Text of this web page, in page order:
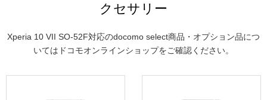
クセサリー
Xperia 10 VII SO-52F対応のdocomo select商品・オプション品につ
いてはドコモオンラインショップをご確認ください。